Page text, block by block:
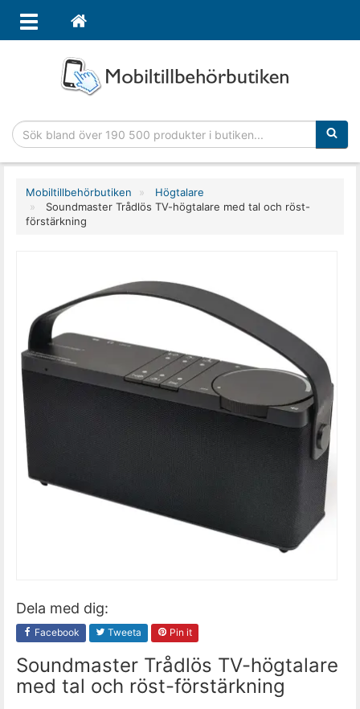
Mobiltillbehörbutiken
Högtalare
Soundmaster Trådlös TV-högtalare med tal och röst-
förstärkning
Dela med dig:
Facebook Tweeta Pin it
Soundmaster Trådlös TV-högtalare
med tal och röst-förstärkning